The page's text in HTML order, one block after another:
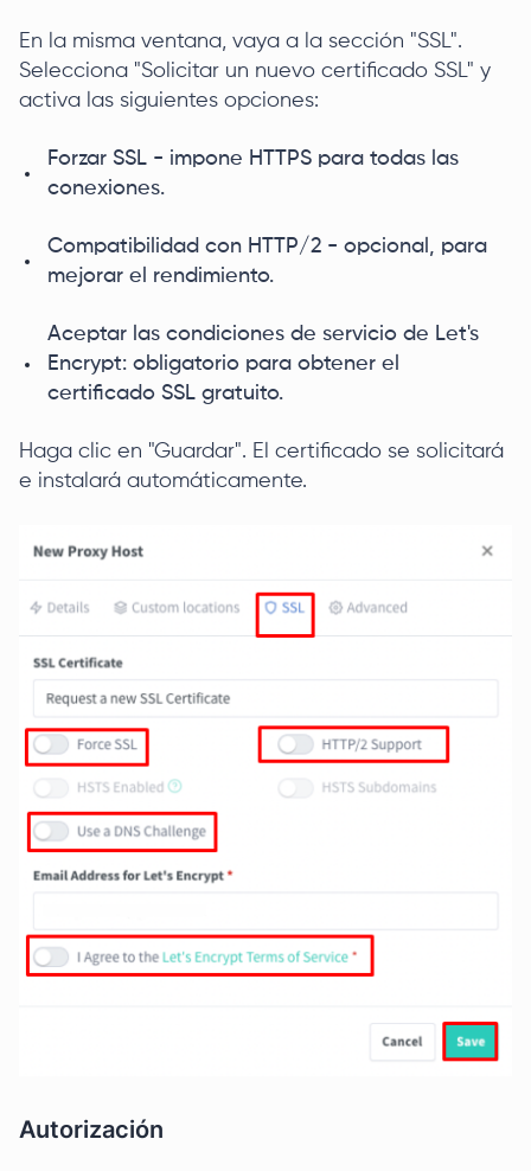
En la misma ventana, vaya a la sección "SSL".
Selecciona "Solicitar un nuevo certificado SSL" y
activa las siguientes opciones:
Forzar SSL - impone HTTPS para todas las
conexiones.
Compatibilidad con HTTP/2 - opcional, para
mejorar el rendimiento.
Aceptar las condiciones de servicio de Let's
Encrypt: obligatorio para obtener el
certificado SSL gratuito.
Haga clic en "Guardar". El certificado se solicitará
e instalará automáticamente.
Autorización